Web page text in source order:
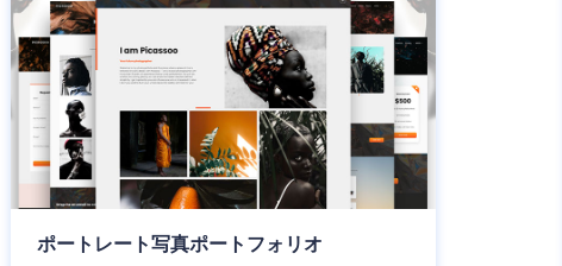
ポートレート写真ポートフォリオ